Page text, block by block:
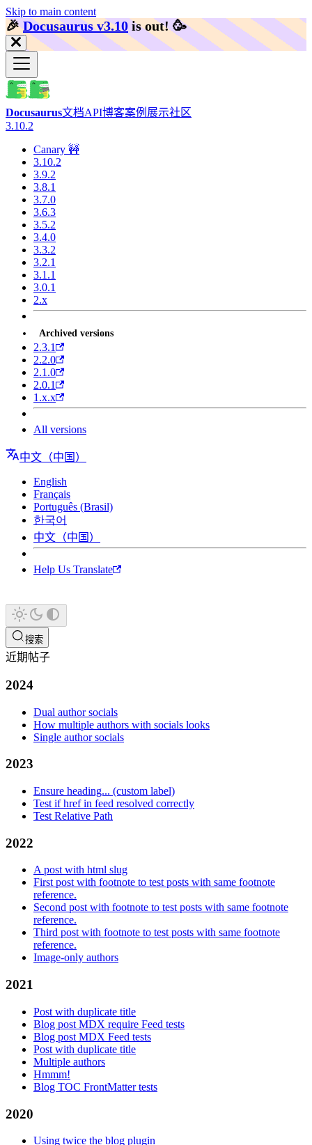
Skip to main content
🎉️Docusaurus v3.10 is out! 🥳️
Docusaurus文档API博客案例展示社区
3.10.2
Canary 🚧
3.10.2
3.9.2
3.8.1
3.7.0
3.6.3
3.5.2
3.4.0
3.3.2
3.2.1
3.1.1
3.0.1
2.x
Archived versions
2.3.1
2.2.0
2.1.0
2.0.1
1.x.x
All versions
中文（中国）
English
Français
Português (Brasil)
한국어
中文（中国）
Help Us Translate
搜索
近期帖子
2024
Dual author socials
How multiple authors with socials looks
Single author socials
2023
Ensure heading... (custom label)
Test if href in feed resolved correctly
Test Relative Path
2022
A post with html slug
First post with footnote to test posts with same footnote
reference.
Second post with footnote to test posts with same footnote
reference.
Third post with footnote to test posts with same footnote
reference.
Image-only authors
2021
Post with duplicate title
Blog post MDX require Feed tests
Blog post MDX Feed tests
Post with duplicate title
Multiple authors
Hmmm!
Blog TOC FrontMatter tests
2020
Using twice the blog plugin